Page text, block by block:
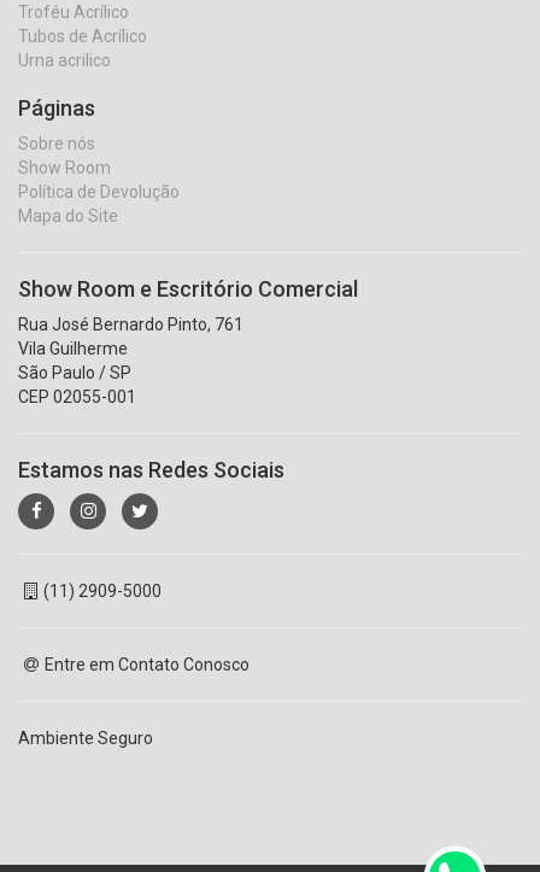
Troféu Acrílico
Tubos de Acrílico
Urna acrilico
Páginas
Sobre nós
Show Room
Política de Devolução
Mapa do Site
Show Room e Escritório Comercial
Rua José Bernardo Pinto, 761
Vila Guilherme
São Paulo / SP
CEP 02055-001
Estamos nas Redes Sociais
(11) 2909-5000
Entre em Contato Conosco
Ambiente Seguro